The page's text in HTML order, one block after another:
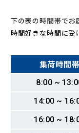
下の表の時間帯でお
時間好きな時間に受
集荷時間帯
8:00 ~
14:00 ~
16:00 ~